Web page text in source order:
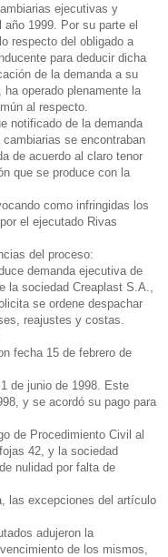
ejecutivas y
1999. Por su parte el
respecto del obligado a
para deducir dicha
de la demanda a su
operado plenamente la
al respecto.
notificado de la demanda
se encontraban
de acuerdo al claro tenor
que se produce con la
como infringidas los
el ejecutado Rivas
del proceso:
demanda ejecutiva de
sociedad Creaplast S.A.,
se ordene despachar
reajustes y costas.
fecha 15 de febrero de
de junio de 1998. Este
y se acordó su pago para
de Procedimiento Civil al
42, y la sociedad
nulidad por falta de
las excepciones del artículo
adujeron la
de los mismos,